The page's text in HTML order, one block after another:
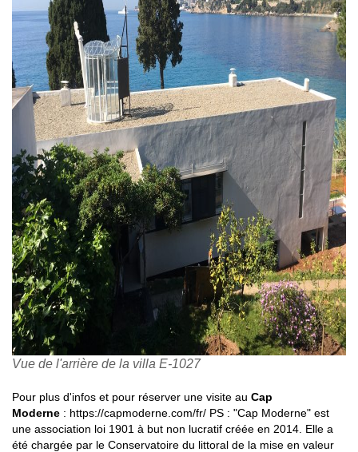
Vue de l'arrière de la villa E-1027
Pour plus d'infos et pour réserver une visite au Cap
Moderne : https://capmoderne.com/fr/ PS : "Cap Moderne" est
une association loi 1901 à but non lucratif créée en 2014. Elle a
été chargée par le Conservatoire du littoral de la mise en valeur